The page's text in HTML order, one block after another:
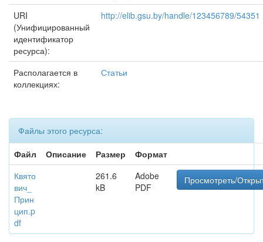
URI
(Унифицированный
идентификатор
ресурса):
http://elib.gsu.by/handle/123456789/54351
Располагается в
коллекциях:
Статьи
Файлы этого ресурса:
Файл
Описание Размер
Формат
Квято
вич_
Прин
цип.p
df
261.6
kB
Adobe
PDF
Просмотреть/